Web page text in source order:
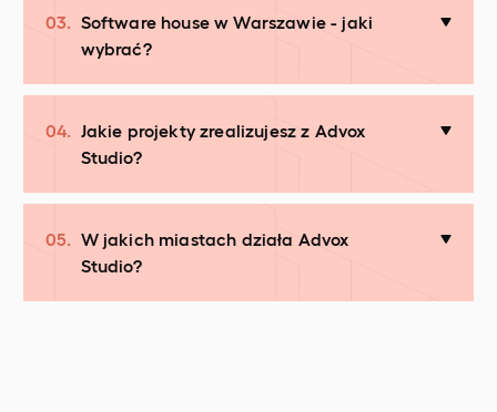
03. Software house w Warszawie - jaki
wybrać?
04. Jakie projekty zrealizujesz z Advox
Studio?
05. W jakich miastach działa Advox
Studio?